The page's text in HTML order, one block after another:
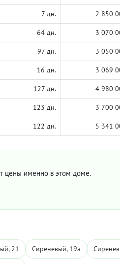
7 дн. 2 850
64 дн. 3 070
97 дн. 3 050
16 дн. 3 069
127 дн. 4 980
123 дн. 3 700
122 дн. 5 341
цены именно в этом доме.
21 Сиреневый, 19а